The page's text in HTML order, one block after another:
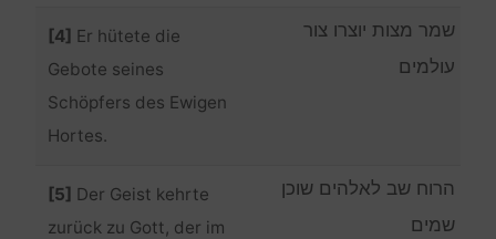
[4] Er hütete die
Gebote seines
Schöpfers des Ewigen
Hortes.
שמר מצות יוצרו צור
עולמים
[5] Der Geist kehrte
zurück zu Gott, der im
הרוח שב לאלהים שוכן
שמים